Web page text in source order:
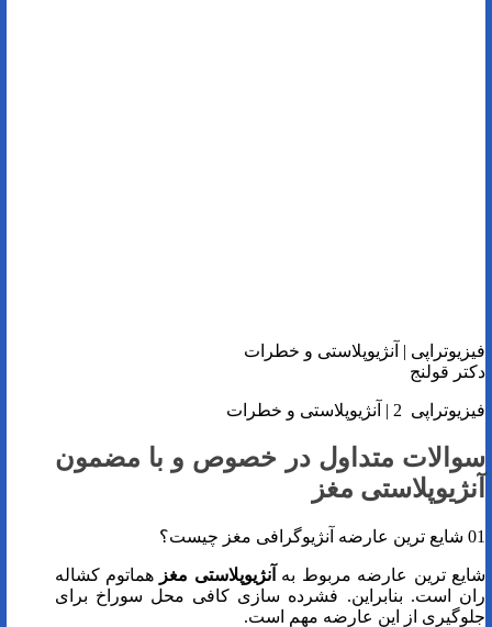
فیزیوتراپی | آنژیوپلاستی و خطرات
دکتر قولنج
فیزیوتراپی 2 | آنژیوپلاستی و خطرات
سوالات متداول در خصوص و با مضمون
آنژیوپلاستی مغز
01 شایع ترین عارضه آنژیوگرافی مغز چیست؟
شایع ترین عارضه مربوط به آنژیوپلاستی مغز هماتوم کشاله
ران است. بنابراین. فشرده سازی کافی محل سوراخ برای
جلوگیری از این عارضه مهم است.